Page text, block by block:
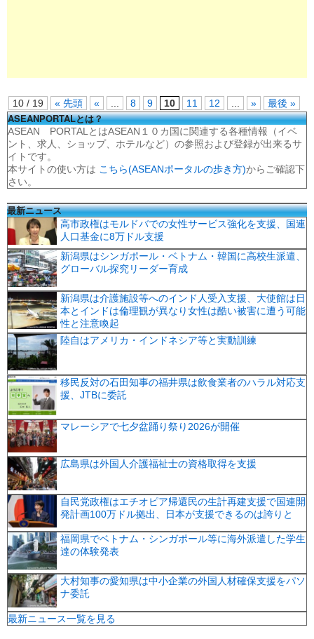
10 / 19 « 先頭 « 8 9 10 11 12 » 最後 »
ASEANPORTALとは？
ASEAN PORTALとはASEAN１０カ国に関連する各種情報（イベ
ント、求人、ショップ、ホテルなど）の参照および登録が出来るサ
イトです。
本サイトの使い方は こちら(ASEANポータルの歩き方)からご確認下
さい。
最新ニュース
高市政権はモルドバでの女性サービス強化を支援、国連
人口基金に8万ドル支援
新潟県はシンガポール・ベトナム・韓国に高校生派遣、
グローバル探究リーダー育成
新潟県は介護施設等へのインド人受入支援、大使館は日
本とインドは倫理観が異なり女性は酷い被害に遭う可能
性と注意喚起
陸自はアメリカ・インドネシア等と実動訓練
移民反対の石田知事の福井県は飲食業者のハラル対応支
援、JTBに委託
マレーシアで七夕盆踊り祭り2026が開催
広島県は外国人介護福祉士の資格取得を支援
自民党政権はエチオピア帰還民の生計再建支援で国連開
発計画100万ドル拠出、日本が支援できるのは誇りと
福岡県でベトナム・シンガポール等に海外派遣した学生
達の体験発表
大村知事の愛知県は中小企業の外国人材確保支援をパソ
ナ委託
最新ニュース一覧を見る